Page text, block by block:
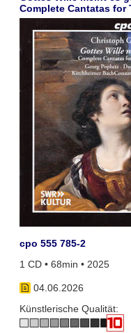
Complete Cantatas for
cpo 555 785-2
1 CD • 68min • 2025
04.06.2026
Künstlerische Qualität: